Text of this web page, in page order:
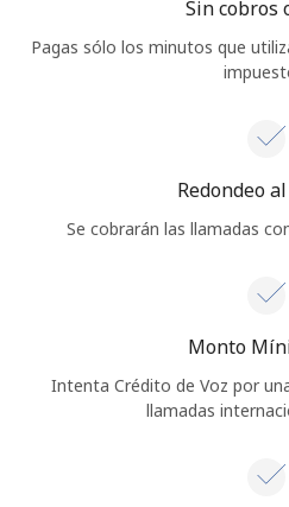
Sin cobros
Pagas sólo los minutos que
Redondeo
Se cobrarán las llamadas
Monto
Intenta Crédito de Voz por
llamadas